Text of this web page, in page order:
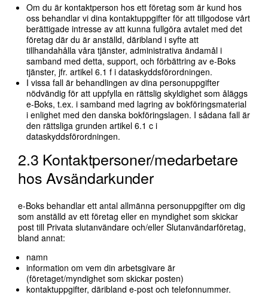
Om du är kontaktperson hos ett företag som är kund hos
oss behandlar vi dina kontaktuppgifter för att tillgodose vårt
berättigade intresse av att kunna fullgöra avtalet med det
företag där du är anställd, däribland i syfte att
tillhandahålla våra tjänster, administrativa ändamål i
samband med detta, support, och förbättring av e-Boks
tjänster, jfr. artikel 6.1 f i dataskyddsförordningen.
I vissa fall är behandlingen av dina personuppgifter
nödvändig för att uppfylla en rättslig skyldighet som åläggs
e-Boks, t.ex. i samband med lagring av bokföringsmaterial
i enlighet med den danska bokföringslagen. I sådana fall är
den rättsliga grunden artikel 6.1 c i
dataskyddsförordningen.
2.3 Kontaktpersoner/medarbetare
hos Avsändarkunder
e-Boks behandlar ett antal allmänna personuppgifter om dig
som anställd av ett företag eller en myndighet som skickar
post till Privata slutanvändare och/eller Slutanvändarföretag,
bland annat:
namn
information om vem din arbetsgivare är
(företaget/myndighet som skickar posten)
kontaktuppgifter, däribland e-post och telefonnummer.